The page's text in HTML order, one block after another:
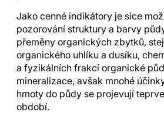
Jako cenné indikátory je sice
pozorování struktury a barvy
přeměny organických zbytků,
organického uhlíku a dusíku,
a fyzikálních frakcí organické
mineralizace, avšak mnohé
hmoty do půdy se projevují
období.